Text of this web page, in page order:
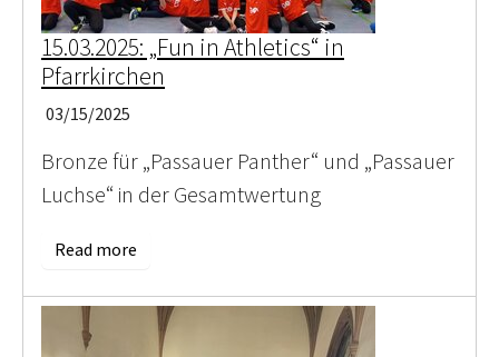
15.03.2025: „Fun in Athletics“ in
Pfarrkirchen
03/15/2025
Bronze für „Passauer Panther“ und „Passauer
Luchse“ in der Gesamtwertung
Read more